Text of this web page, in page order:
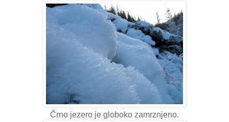
Črno jezero je globoko zamrznjeno.